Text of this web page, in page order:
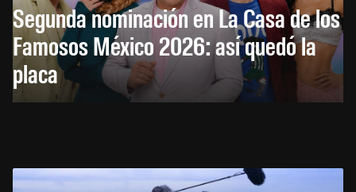
Segunda nominación en La Casa de los
Famosos México 2026: así quedó la
placa